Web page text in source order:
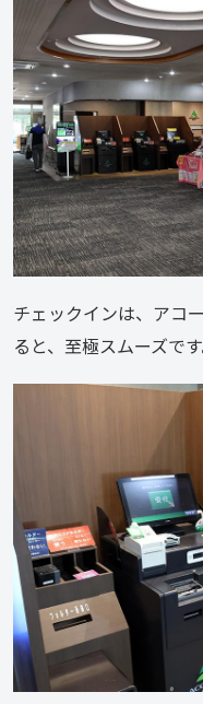
チェックインは、アコ
ると、至極スムーズです